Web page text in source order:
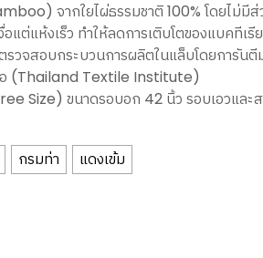
จากใยไผ่ธรรมชาติ 100% โดยไม่มี
แต่แห้งเร็ว ทำให้ลดการเติบโตของแบคทีเ
รวจสอบกระบวนการผลิตในแล็บโดยการัน
(Thailand Textile Institute)
Size) ขนาดรอบอก 42 นิ้ว รอบเอวและ
กรมท่า
แดงเข้ม